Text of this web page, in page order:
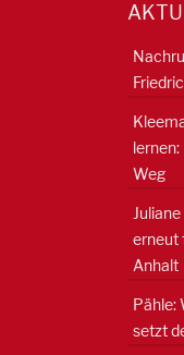
Weg
erneut
Anhalt
Pähle:
setzt